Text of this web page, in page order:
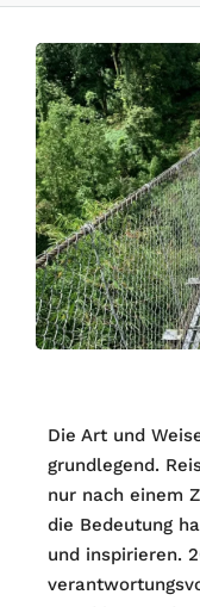
Die Art und
grundlegend.
nur nach einem
die Bedeutung
und inspirieren.